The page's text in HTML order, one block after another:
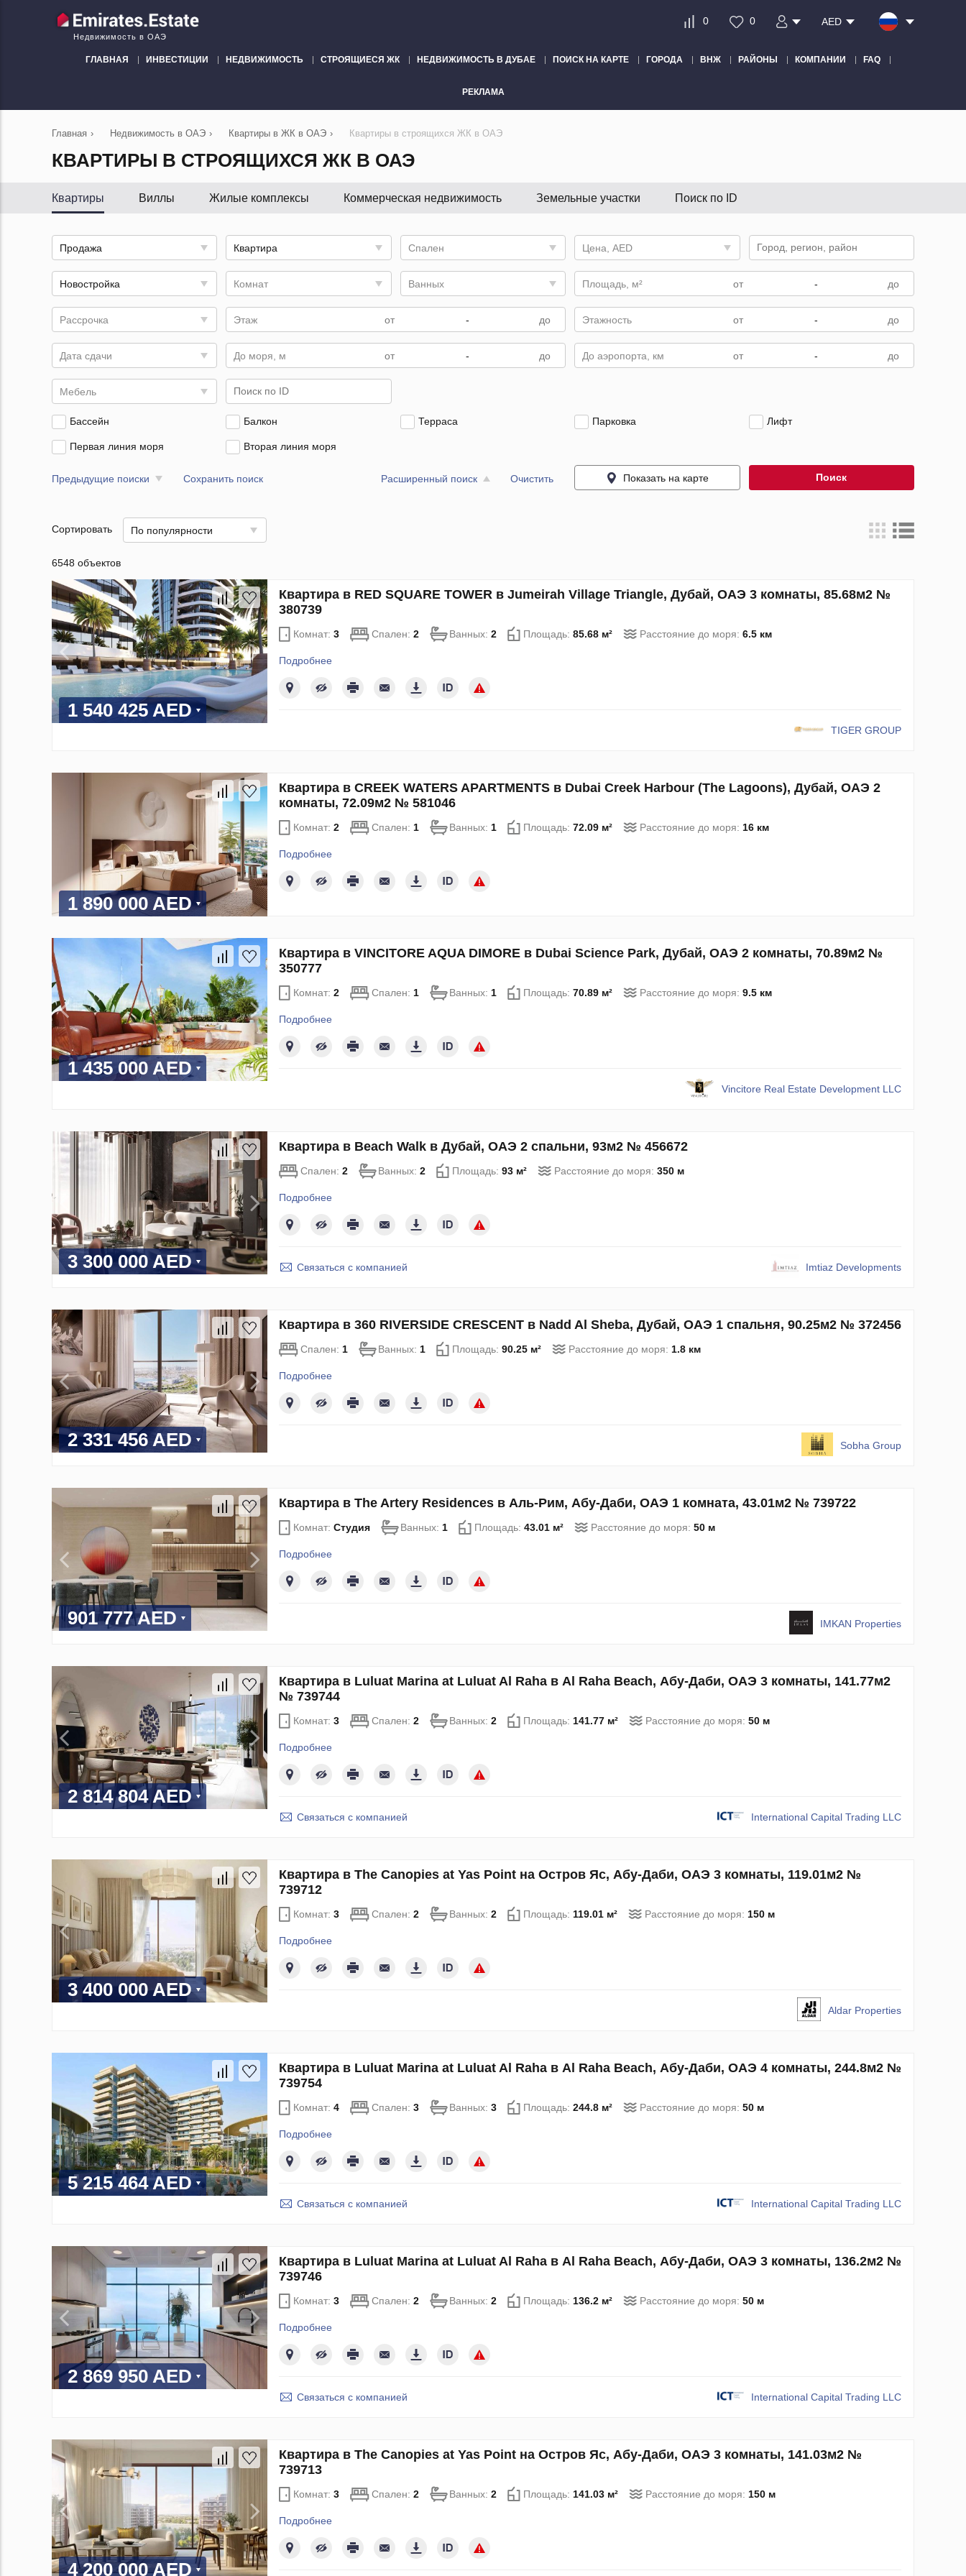
Недвижимость в ОАЭ
0 0 AED
ГЛАВНАЯ ИНВЕСТИЦИИ НЕДВИЖИМОСТЬ СТРОЯЩИЕСЯ ЖК НЕДВИЖИМОСТЬ В ДУБАЕ ПОИСК НА КАРТЕ ГОРОДА ВНЖ РАЙОНЫ КОМПАНИИ FAQ
РЕКЛАМА
Главная › Недвижимость в ОАЭ › Квартиры в ЖК в ОАЭ › Квартиры в строящихся ЖК в ОАЭ
КВАРТИРЫ В СТРОЯЩИХСЯ ЖК В ОАЭ
Квартиры Виллы Жилые комплексы Коммерческая недвижимость Земельные участки Поиск по ID
Продажа Квартира Спален Цена, AED
Новостройка Комнат Ванных Площадь, м² -
Рассрочка Этаж - Этажность -
Дата сдачи До моря, м - До аэропорта, км -
Мебель
Бассейн Балкон Терраса Парковка Лифт
Первая линия моря Вторая линия моря
Предыдущие поиски Сохранить поиск Расширенный поиск Очистить Показать на карте Поиск
Сортировать По популярности
6548 объектов
1 540 425 AED
Квартира в RED SQUARE TOWER в Jumeirah Village Triangle, Дубай, ОАЭ 3 комнаты, 85.68м2 №
380739
Комнат: 3 Спален: 2 Ванных: 2 Площадь: 85.68 м² Расстояние до моря: 6.5 км
Подробнее
TIGER GROUP
1 890 000 AED
Квартира в CREEK WATERS APARTMENTS в Dubai Creek Harbour (The Lagoons), Дубай, ОАЭ 2
комнаты, 72.09м2 № 581046
Комнат: 2 Спален: 1 Ванных: 1 Площадь: 72.09 м² Расстояние до моря: 16 км
Подробнее
1 435 000 AED
Квартира в VINCITORE AQUA DIMORE в Dubai Science Park, Дубай, ОАЭ 2 комнаты, 70.89м2 №
350777
Комнат: 2 Спален: 1 Ванных: 1 Площадь: 70.89 м² Расстояние до моря: 9.5 км
Подробнее
Vincitore Real Estate Development LLC
3 300 000 AED
Квартира в Beach Walk в Дубай, ОАЭ 2 спальни, 93м2 № 456672
Спален: 2 Ванных: 2 Площадь: 93 м² Расстояние до моря: 350 м
Подробнее
Связаться с компанией Imtiaz Developments
2 331 456 AED
Квартира в 360 RIVERSIDE CRESCENT в Nadd Al Sheba, Дубай, ОАЭ 1 спальня, 90.25м2 № 372456
Спален: 1 Ванных: 1 Площадь: 90.25 м² Расстояние до моря: 1.8 км
Подробнее
Sobha Group
901 777 AED
Квартира в The Artery Residences в Аль-Рим, Абу-Даби, ОАЭ 1 комната, 43.01м2 № 739722
Комнат: Студия Ванных: 1 Площадь: 43.01 м² Расстояние до моря: 50 м
Подробнее
IMKAN Properties
2 814 804 AED
Квартира в Luluat Marina at Luluat Al Raha в Al Raha Beach, Абу-Даби, ОАЭ 3 комнаты, 141.77м2
№ 739744
Комнат: 3 Спален: 2 Ванных: 2 Площадь: 141.77 м² Расстояние до моря: 50 м
Подробнее
Связаться с компанией International Capital Trading LLC
3 400 000 AED
Квартира в The Canopies at Yas Point на Остров Яс, Абу-Даби, ОАЭ 3 комнаты, 119.01м2 №
739712
Комнат: 3 Спален: 2 Ванных: 2 Площадь: 119.01 м² Расстояние до моря: 150 м
Подробнее
Aldar Properties
5 215 464 AED
Квартира в Luluat Marina at Luluat Al Raha в Al Raha Beach, Абу-Даби, ОАЭ 4 комнаты, 244.8м2 №
739754
Комнат: 4 Спален: 3 Ванных: 3 Площадь: 244.8 м² Расстояние до моря: 50 м
Подробнее
Связаться с компанией International Capital Trading LLC
2 869 950 AED
Квартира в Luluat Marina at Luluat Al Raha в Al Raha Beach, Абу-Даби, ОАЭ 3 комнаты, 136.2м2 №
739746
Комнат: 3 Спален: 2 Ванных: 2 Площадь: 136.2 м² Расстояние до моря: 50 м
Подробнее
Связаться с компанией International Capital Trading LLC
4 200 000 AED
Квартира в The Canopies at Yas Point на Остров Яс, Абу-Даби, ОАЭ 3 комнаты, 141.03м2 №
739713
Комнат: 3 Спален: 2 Ванных: 2 Площадь: 141.03 м² Расстояние до моря: 150 м
Подробнее